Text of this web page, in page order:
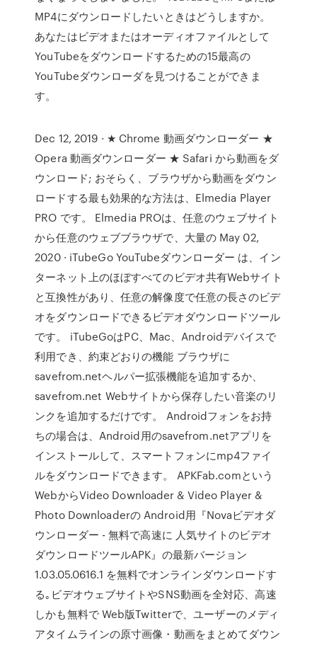
MP4にダウンロードしたいときはどうしますか。
あなたはビデオまたはオーディオファイルとして
YouTubeをダウンロードするための15最高の
YouTubeダウンローダを見つけることができま
す。
Dec 12, 2019 · ★ Chrome 動画ダウンローダー ★
Opera 動画ダウンローダー ★ Safari から動画をダ
ウンロード; おそらく、ブラウザから動画をダウン
ロードする最も効果的な方法は、Elmedia Player
PRO です。 Elmedia PROは、任意のウェブサイト
から任意のウェブブラウザで、大量の May 02,
2020 · iTubeGo YouTubeダウンローダー は、イン
ターネット上のほぼすべてのビデオ共有Webサイト
と互換性があり、任意の解像度で任意の長さのビデ
オをダウンロードできるビデオダウンロードツール
です。 iTubeGoはPC、Mac、Androidデバイスで
利用でき、約束どおりの機能 ブラウザに
savefrom.netヘルパー拡張機能を追加するか、
savefrom.net Webサイトから保存したい音楽のリ
ンクを追加するだけです。 Androidフォンをお持
ちの場合は、Android用のsavefrom.netアプリを
インストールして、スマートフォンにmp4ファイ
ルをダウンロードできます。 APKFab.comという
WebからVideo Downloader & Video Player &
Photo Downloaderの Android用『Novaビデオダ
ウンローダー - 無料で高速に 人気サイトのビデオ
ダウンロードツールAPK』の最新バージョン
1.03.05.0616.1 を無料でオンラインダウンロードす
る｡ビデオウェブサイトやSNS動画を全対応、高速
しかも無料で Web版Twitterで、ユーザーのメディ
アタイムラインの原寸画像・動画をまとめてダウン